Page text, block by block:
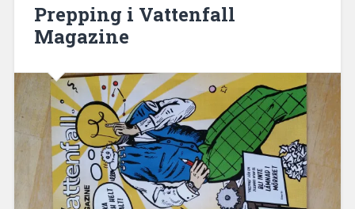
Prepping i Vattenfall
Magazine